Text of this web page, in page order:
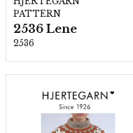
PATTERN
2536 Lene
2536